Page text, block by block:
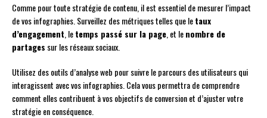
Comme pour toute stratégie de contenu, il est essentiel de mesurer l’impact
de vos infographies. Surveillez des métriques telles que letaux
d’engagement , letemps passé sur la page , et lenombre de
partages sur les réseaux sociaux.
Utilisez des outils d’analyse web pour suivre le parcours des utilisateurs qui
interagissent avec vos infographies. Cela vous permettra de comprendre
comment elles contribuent à vos objectifs de conversion et d’ajuster votre
stratégie en conséquence.